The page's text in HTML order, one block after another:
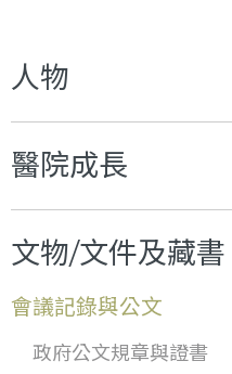
人物
醫院成長
文物/文件及藏書
會議記錄與公文
政府公文規章與證書